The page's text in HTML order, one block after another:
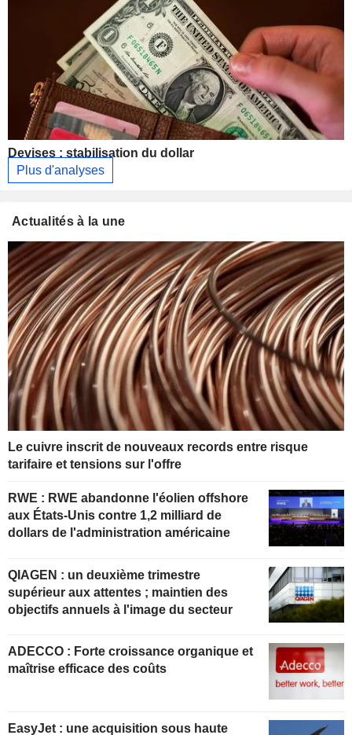
Devises : stabilisation du dollar
Plus d'analyses
Actualités à la une
Le cuivre inscrit de nouveaux records entre risque
tarifaire et tensions sur l'offre
RWE : RWE abandonne l'éolien offshore
aux États-Unis contre 1,2 milliard de
dollars de l'administration américaine
QIAGEN : un deuxième trimestre
supérieur aux attentes ; maintien des
objectifs annuels à l'image du secteur
ADECCO : Forte croissance organique et
maîtrise efficace des coûts
EasyJet : une acquisition sous haute